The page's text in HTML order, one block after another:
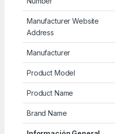
Manufacturer Website
Address
Manufacturer
Product Model
Product Name
Brand Name